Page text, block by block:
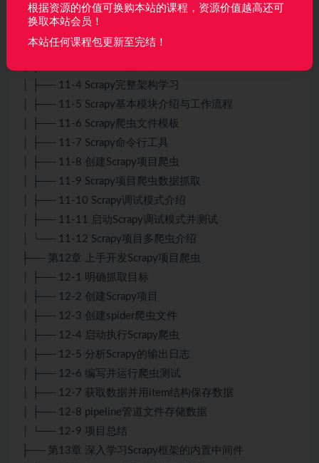
├── 第11章 【第三阶段】从实践入手学习Python爬虫
│ ├── 11-1 第三阶段学习安排
│ ├── 11-2 Scrapy框架能解决什么问题
│ ├── 11-4 Scrapy完整架构学习
│ ├── 11-5 Scrapy基本模块介绍与工作流程
│ ├── 11-6 Scrapy爬虫文件模板
│ ├── 11-7 Scrapy命令行工具
│ ├── 11-8 创建Scrapy项目爬虫
│ ├── 11-9 Scrapy项目爬虫数据抓取
│ ├── 11-10 Scrapy调试模式介绍
│ ├── 11-11 启动Scrapy调试模式并测试
│ └── 11-12 Scrapy项目多爬虫介绍
├── 第12章 上手开发Scrapy项目爬虫
│ ├── 12-1 明确抓取目标
│ ├── 12-2 创建Scrapy项目
│ ├── 12-3 创建spider爬虫文件
│ ├── 12-4 启动执行Scrapy爬虫
│ ├── 12-5 分析Scrapy的输出日志
│ ├── 12-6 编写并运行爬虫测试
│ ├── 12-7 获取数据并用item结构保存数据
│ ├── 12-8 pipeline管道文件存储数据
│ └── 12-9 项目总结
├── 第13章 深入学习Scrapy框架的内置中间件
根据资源的价值可换购本站的课程，资源价值越高还可
换取本站会员！
本站任何课程包更新至完结！